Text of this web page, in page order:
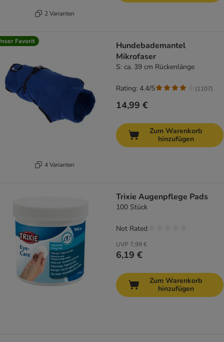
2 Varianten
Favorit
4 Varianten
Hundebademantel
Mikrofaser
S: ca. 39 cm Rückenlänge
14,99 €
Rating: 4.4/5 (1107)
Zum Warenkorb
hinzufügen
Trixie Augenpflege Pads
100 Stück
UVP 7,99 €
6,19 €
Not Rated
Zum Warenkorb
hinzufügen